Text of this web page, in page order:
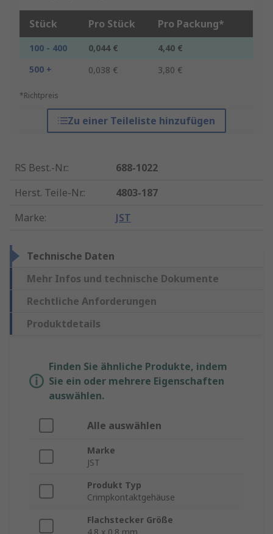
Stück Pro Stück Pro Packung*
100 - 400 0,044 €
4,40 €
500 +
0,038 € 3,80 €
*Richtpreis
Zu einer Teileliste hinzufügen
RS Best.-Nr.:
688-1022
Herst. Teile-Nr.:
4803-187
Marke: JST
Technische Daten
Mehr Infos und technische Dokumente
Rechtliche Anforderungen
Produktdetails
Finden Sie ähnliche Produkte, indem
Sie ein oder mehrere Eigenschaften
auswählen.
Alle auswählen
Marke
JST
Produkt Typ
Crimpkontaktgehäuse
Flachstecker Größe